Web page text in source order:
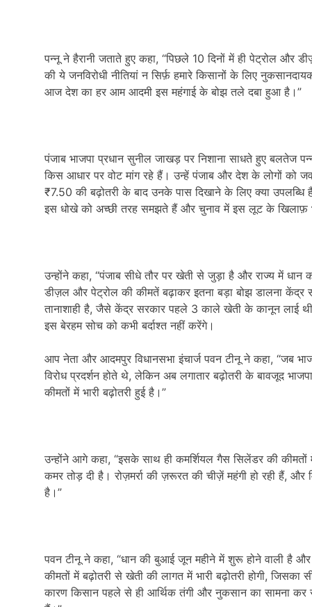
पन्नू ने हैरानी जताते हुए कहा, “पिछले 10 दिनों में ही पेट्रोल और
की ये जनविरोधी नीतियां न सिर्फ़ हमारे किसानों के लिए
आज देश का हर आम आदमी इस महंगाई के बोझ तले दबा हुआ है।”
पंजाब भाजपा प्रधान सुनील जाखड़ पर निशाना साधते हुए बलतेज
किस आधार पर वोट मांग रहे हैं। उन्हें पंजाब और देश के लोगों को
₹7.50 की बढ़ोतरी के बाद उनके पास दिखाने के लिए क्या
इस धोखे को अच्छी तरह समझते हैं और चुनाव में इस लूट के खिलाफ़
उन्होंने कहा, “पंजाब सीधे तौर पर खेती से जुड़ा है और राज्य में
डीज़ल और पेट्रोल की कीमतें बढ़ाकर इतना बड़ा बोझ डालना
तानाशाही है, जैसे केंद्र सरकार पहले 3 काले खेती के कानून लाई
इस बेरहम सोच को कभी बर्दाश्त नहीं करेंगे।
आप नेता और आदमपुर विधानसभा इंचार्ज पवन टीनू ने कहा, “जब
विरोध प्रदर्शन होते थे, लेकिन अब लगातार बढ़ोतरी के बावजूद
कीमतों में भारी बढ़ोतरी हुई है।”
उन्होंने आगे कहा, “इसके साथ ही कमर्शियल गैस सिलेंडर की कीमतों
कमर तोड़ दी है। रोज़मर्रा की ज़रूरत की चीज़ें महंगी हो रही हैं,
है।”
पवन टीनू ने कहा, “धान की बुआई जून महीने में शुरू होने वाली है
कीमतों में बढ़ोतरी से खेती की लागत में भारी बढ़ोतरी होगी,
कारण किसान पहले से ही आर्थिक तंगी और नुकसान का सामना